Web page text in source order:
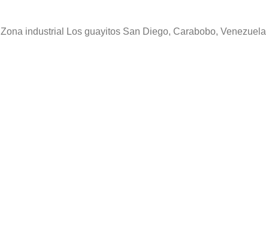
industrial Los guayitos San Diego, Carabobo, Venezuela